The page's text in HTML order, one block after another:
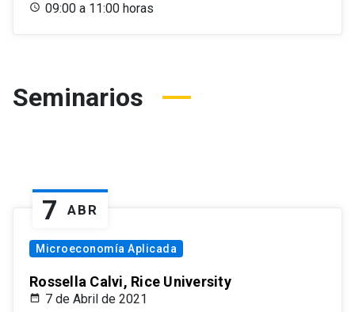
09:00 a 11:00 horas
Seminarios
7 ABR
Microeconomía Aplicada
Rossella Calvi, Rice University
7 de Abril de 2021